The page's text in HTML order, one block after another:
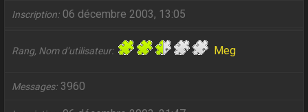
Inscription 06 décembre 2003, 13:05
Rang, Nom d’utilisateur Meg
Messages 3960